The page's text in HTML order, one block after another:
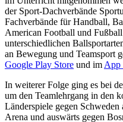
der Sport-Dachverbände
Fachverbände für Handball,
American Football und
unterschiedlichen
an Bewegung und Teamsport
Google Play Store und im App
In weiterer Folge ging es bei
um den Teamlehrgang in den
Länderspiele gegen
Arena und auswärts gegen